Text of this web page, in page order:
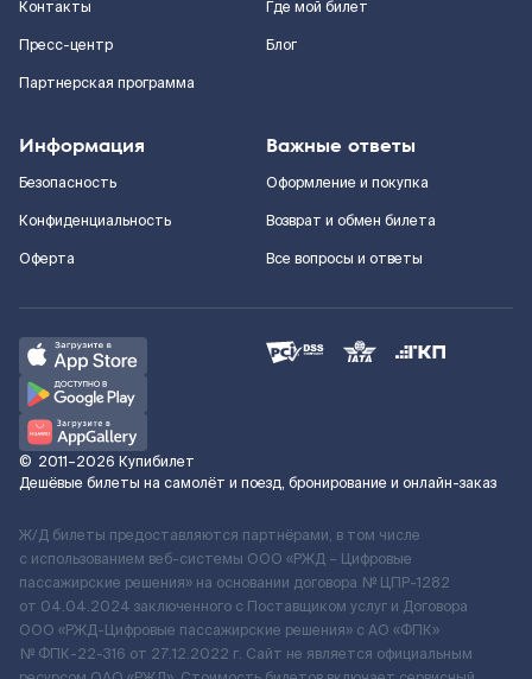
Контакты
Пресс-центр
Партнерская программа
Где мой билет
Блог
Информация
Безопасность
Конфиденциальность
Оферта
Важные ответы
Оформление и покупка
Возврат и обмен билета
Все вопросы и ответы
© 2011–2026 Купибилет
Дешёвые билеты на самолёт и поезд, бронирование и онлайн-заказ
Ж/Д билеты предоставляются партнёрами, в том числе
с использованием веб-системы ООО «РЖД – Цифровые
пассажирские решения» на основании договора № ЦПР-1282
от 04.04.2024 заключенного с Поставщиком услуг и Договора
ООО «РЖД-Цифровые пассажирские решения» c АО «ФПК»
№ ФПК-22-316 от 27.12.2022 г. Сайт не является официальным